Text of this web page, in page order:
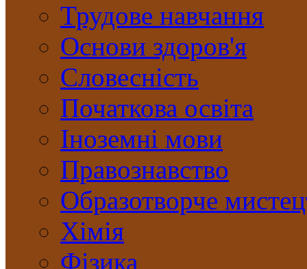
Трудове навчання
Основи здоров'я
Словесність
Початкова освіта
Іноземні мови
Правознавство
Образотворче
Хімія
Фізика